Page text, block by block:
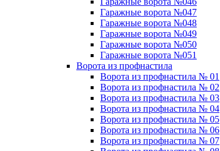
Гаражные ворота №047
Гаражные ворота №048
Гаражные ворота №049
Гаражные ворота №050
Гаражные ворота №051
Ворота из профнастила
Ворота из профнастила № 01
Ворота из профнастила № 02
Ворота из профнастила № 03
Ворота из профнастила № 04
Ворота из профнастила № 05
Ворота из профнастила № 06
Ворота из профнастила № 07